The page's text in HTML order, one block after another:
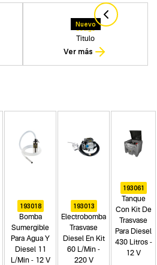
Nuevo
Titulo
Codigo
Ver más
193018
Bomba
Sumergible
Para Agua Y
Diesel 11
L/Min - 12 V
193013
Electrobomba
Trasvase
Diesel En Kit
60 L/Min -
220 V
193061
Tanque
Con Kit De
Trasvase
Para Diesel
430 Litros -
12 V